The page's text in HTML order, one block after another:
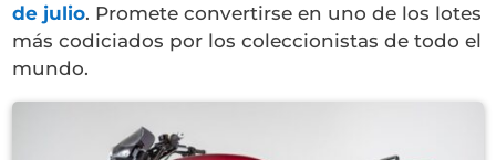
de julio. Promete convertirse en uno de los lotes
más codiciados por los coleccionistas de todo el
mundo.